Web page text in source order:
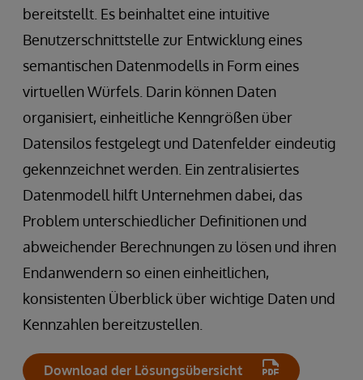
bereitstellt. Es beinhaltet eine intuitive
Benutzerschnittstelle zur Entwicklung eines
semantischen Datenmodells in Form eines
virtuellen Würfels. Darin können Daten
organisiert, einheitliche Kenngrößen über
Datensilos festgelegt und Datenfelder eindeutig
gekennzeichnet werden. Ein zentralisiertes
Datenmodell hilft Unternehmen dabei, das
Problem unterschiedlicher Definitionen und
abweichender Berechnungen zu lösen und ihren
Endanwendern so einen einheitlichen,
konsistenten Überblick über wichtige Daten und
Kennzahlen bereitzustellen.
Download der Lösungsübersicht